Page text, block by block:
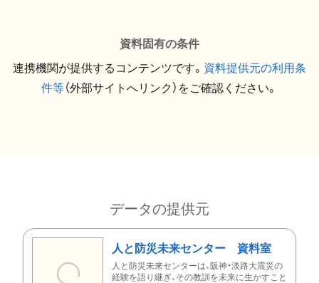
資料固有の条件
連携機関が提供するコンテンツです。 資料提供元の利用条
件等（外部サイトへリンク）をご確認ください。
データの提供元
人と防災未来センター 資料室
人と防災未来センターは、阪神・淡路大震災の
経験を語り継ぎ、その教訓を未来に生かすこと